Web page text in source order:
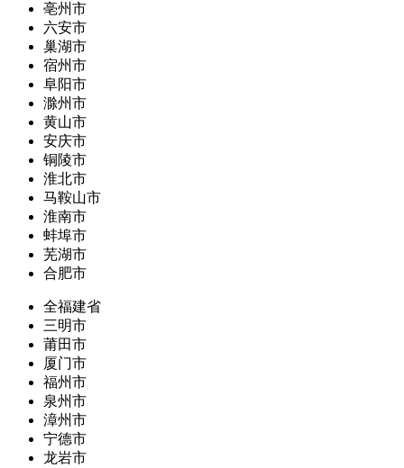
亳州市
六安市
巢湖市
宿州市
阜阳市
滁州市
黄山市
安庆市
铜陵市
淮北市
马鞍山市
淮南市
蚌埠市
芜湖市
合肥市
全福建省
三明市
莆田市
厦门市
福州市
泉州市
漳州市
宁德市
龙岩市